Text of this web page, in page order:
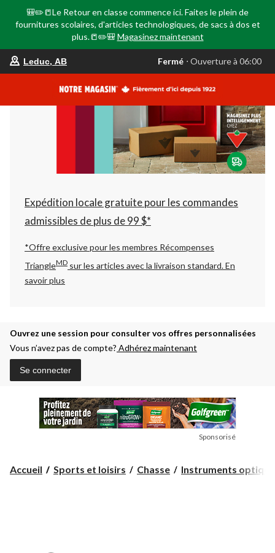
🎒✏️📒Le Retour en classe commence ici. Faites le plein de
fournitures scolaires, d'articles technologiques, de sacs à dos et
plus.📒✏️🎒 Magasinez maintenant
votre
est
AB,
Fermé,
Ouverture
à
06:00
changer
Leduc, AB Fermé ⋅ Ouverture à 06:00
Expédition locale gratuite pour les commandes
admissibles de plus de 99 $*
*Offre exclusive pour les membres Récompenses
TriangleMD sur les articles avec la livraison standard.En
savoir plus
Ouvrez une session pour consulter vos offres personnalisées
Vous n’avez pas de compte? Adhérez maintenant
Se connecter
Sponsorisé
Accueil Sports et loisirs Chasse Instruments